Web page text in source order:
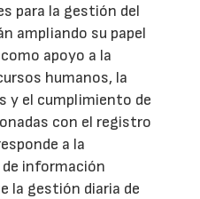
para la gestión del
ampliando su papel
apoyo a la
humanos, la
y el cumplimiento de
con el registro
a la
de información
la gestión diaria de